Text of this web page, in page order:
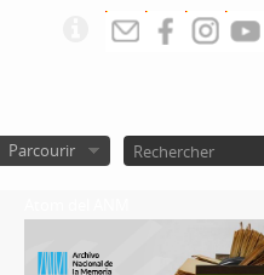
Parcourir